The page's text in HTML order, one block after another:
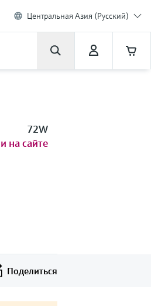
Центральная Азия (Русский)
72W
на сайте
Поделиться